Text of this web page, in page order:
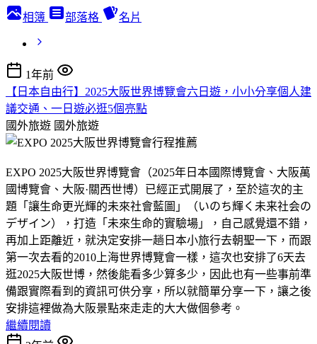
相簿 部落格 名片
1年前
【日本自由行】2025大阪世界博覽會六日遊，小小分享個人建
議交通、一日遊必逛5個亮點
國外旅遊 國外旅遊
EXPO 2025大阪世界博覽會（2025年日本國際博覽會、大阪萬
國博覽會、大阪·關西世博）已經正式開展了，至於這次的主
題「讓生命更光輝的未來社會藍圖」（いのち輝く未来社会の
デザイン），打造「未來生命的實驗場」，自己感覺還不錯，
再加上距離近，就決定安排一趟日本小旅行去朝聖一下，而跟
第一次去看的2010上海世界博覽會一樣，這次也安排了6天去
逛2025大阪世博，然後能看多少算多少，因此也有一些事前準
備跟實際看到的資訊可供分享，所以就簡單分享一下，讓之後
安排這裡做為大阪景點來走走的大大做個參考。
繼續閱讀